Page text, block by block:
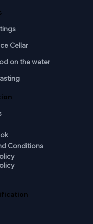
Cellar
on the water
Conditions